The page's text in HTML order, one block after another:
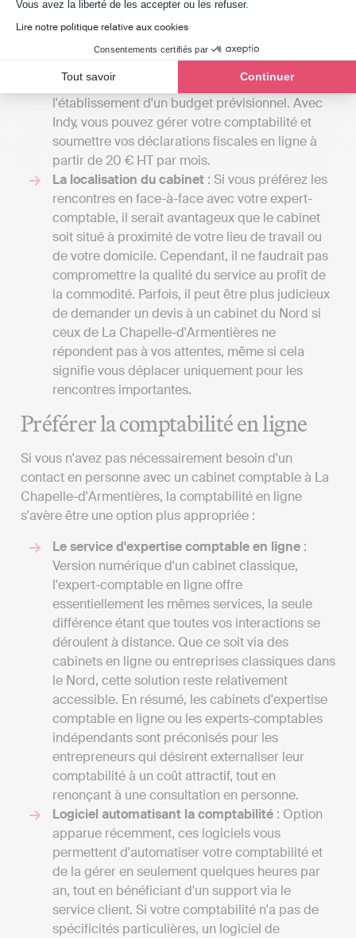
Vous avez la liberté de les accepter ou les refuser.
Lire notre politique relative aux cookies
Consentements certifiés par
Tout savoir Continuer
2000 euros par an pour une petite mission
confiée à un comptable indépendant et
atteindre plusieurs milliers d'euros si votre
entreprise nécessite une comptabilité plus
complexe, incluant la gestion de la paie ou
l'établissement d'un budget prévisionnel. Avec
Indy, vous pouvez gérer votre comptabilité et
soumettre vos déclarations fiscales en ligne à
partir de 20 € HT par mois.
La localisation du cabinet : Si vous préférez les
rencontres en face-à-face avec votre expert-
comptable, il serait avantageux que le cabinet
soit situé à proximité de votre lieu de travail ou
de votre domicile. Cependant, il ne faudrait pas
compromettre la qualité du service au profit de
la commodité. Parfois, il peut être plus judicieux
de demander un devis à un cabinet du Nord si
ceux de La Chapelle-d'Armentières ne
répondent pas à vos attentes, même si cela
signifie vous déplacer uniquement pour les
rencontres importantes.
Préférer la comptabilité en ligne
Si vous n'avez pas nécessairement besoin d'un
contact en personne avec un cabinet comptable à La
Chapelle-d'Armentières, la comptabilité en ligne
s'avère être une option plus appropriée :
Le service d'expertise comptable en ligne :
Version numérique d'un cabinet classique,
l'expert-comptable en ligne offre
essentiellement les mêmes services, la seule
différence étant que toutes vos interactions se
déroulent à distance. Que ce soit via des
cabinets en ligne ou entreprises classiques dans
le Nord, cette solution reste relativement
accessible. En résumé, les cabinets d'expertise
comptable en ligne ou les experts-comptables
indépendants sont préconisés pour les
entrepreneurs qui désirent externaliser leur
comptabilité à un coût attractif, tout en
renonçant à une consultation en personne.
Logiciel automatisant la comptabilité : Option
apparue récemment, ces logiciels vous
permettent d'automatiser votre comptabilité et
de la gérer en seulement quelques heures par
an, tout en bénéficiant d'un support via le
service client. Si votre comptabilité n'a pas de
spécificités particulières, un logiciel de